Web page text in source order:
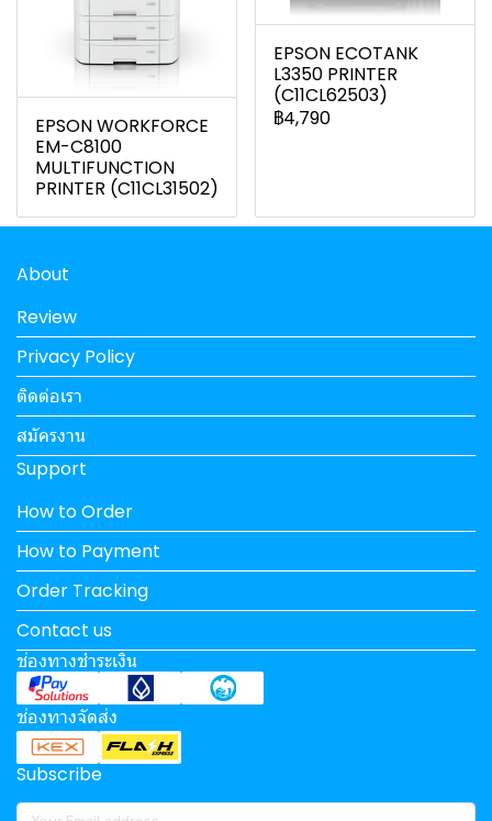
EPSON WORKFORCE
EM-C8100
MULTIFUNCTION
PRINTER (C11CL31502)
EPSON ECOTANK
L3350 PRINTER
(C11CL62503)
฿4,790
About
Review
Privacy Policy
ติดต่อเรา
สมัครงาน
Support
How to Order
How to Payment
Order Tracking
Contact us
ช่องทางชำระเงิน
ช่องทางจัดส่ง
Subscribe